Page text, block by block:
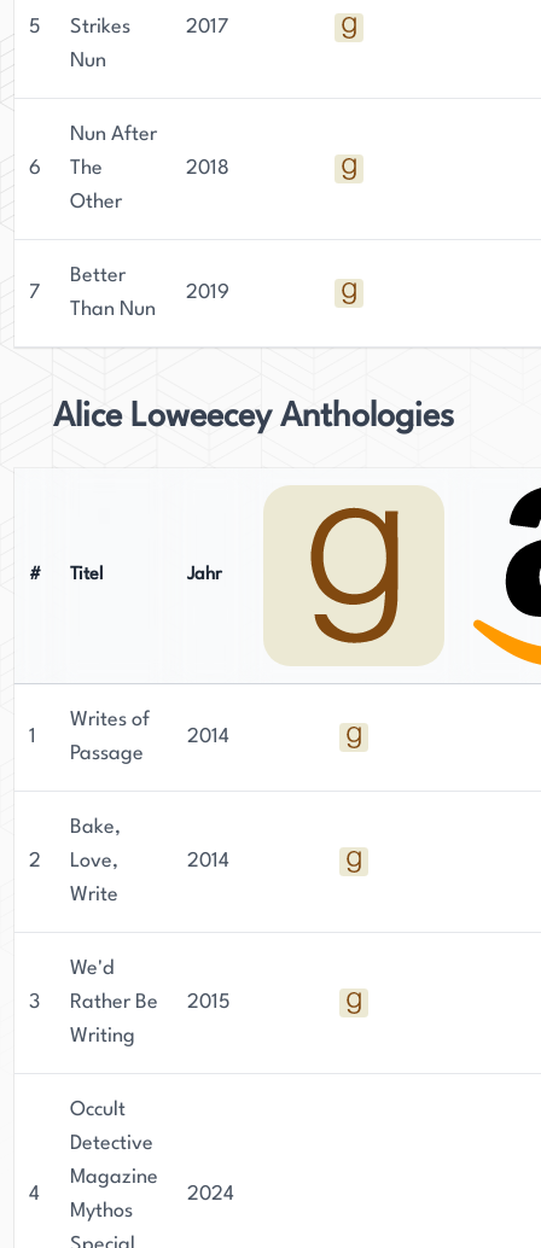
5
Strikes
Nun
2017
6
Nun After
The
Other
2018
7
Better
Than Nun
2019
Alice Loweecey Anthologies
# Titel Jahr
1
Writes of
Passage
2014
2
Bake,
Love,
Write
2014
3
We'd
Rather Be
Writing
2015
4
Occult
Detective
Magazine
Mythos
2024